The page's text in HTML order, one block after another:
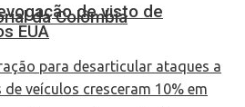
da Colômbia
de visto de
EUA